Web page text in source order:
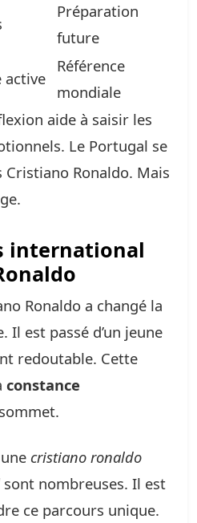
Préparation
future
active
Référence
mondiale
aide à saisir les
Le Portugal se
Cristiano Ronaldo. Mais
international
Ronaldo a changé la
Il est passé d’un jeune
redoutable. Cette
constance
cristiano ronaldo
sont nombreuses. Il est
ce parcours unique.